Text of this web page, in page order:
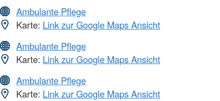
Ambulante Pflege
Karte: Link zur Google Maps Ansicht
Ambulante Pflege
Karte: Link zur Google Maps Ansicht
Ambulante Pflege
Karte: Link zur Google Maps Ansicht